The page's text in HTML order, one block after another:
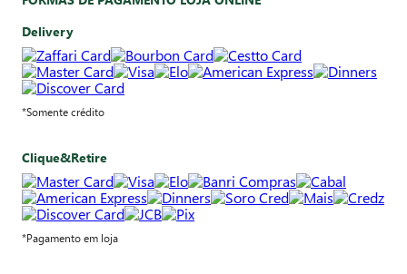
Delivery
*Somente crédito
Clique&Retire
*Pagamento em loja